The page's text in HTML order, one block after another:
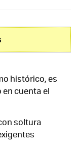
histórico, es
cuenta el
soltura